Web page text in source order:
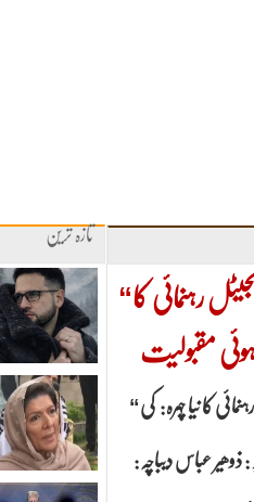
تازہ ترین
“معاویہ”کینیڈا میں ڈیجیٹل رہنمائی کا
ہوئی مقبولیت
“معاویہ”کینیڈا میں ڈیجیٹل رہنمائی کا نیا چہرہ: کی
ذوھیر عباس دیباچہ: